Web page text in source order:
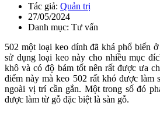
Tác giả: Quản trị
27/05/2024
Danh mục: Tư vấn
502 một loại keo dính đã khá phổ biến
sử dụng loại keo này cho nhiều mục
khô và có độ bám tốt nên rất được ưa
điểm này mà keo 502 rất khó được làm
ngoài vị trí cần gắn. Một trong số đó
được làm từ gỗ đặc biệt là sàn gỗ.